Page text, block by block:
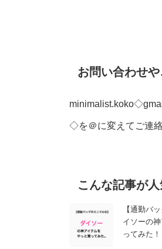
お問い合わせ
◇を＠に変えてご連絡
こんな記事が
【通勤バ
イソーの
ってみた！